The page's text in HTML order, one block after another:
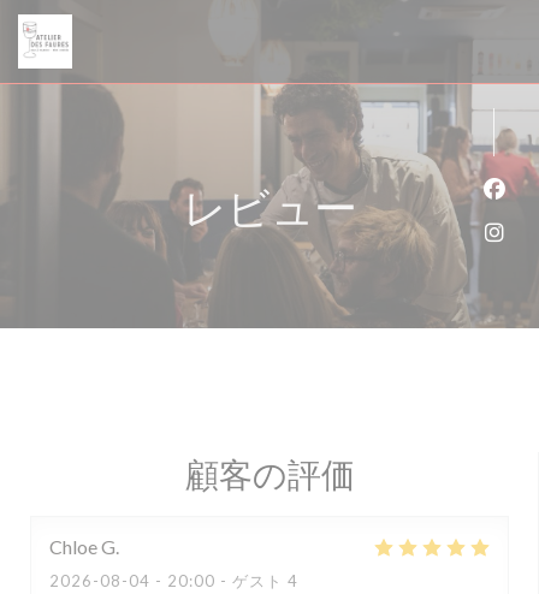
クッキー利用の管理について
レビュー
顧客の評価
ChloeG
2026-08-04 - 20:00 - ゲスト 4